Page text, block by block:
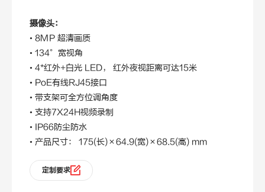
摄像头：
• 8MP 超清画质
• 134°宽视角
• 4*红外+白光 LED， 红外夜视距离可达15米
• PoE有线RJ45接口
• 带支架可全方位调角度
• 支持7X24H视频录制
• IP66防尘防水
• 产品尺寸： 175(长)×64.9(宽)×68.5(高) mm
定制要求